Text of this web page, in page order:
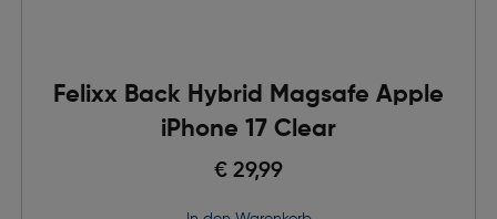
Felixx Back Hybrid Magsafe Apple
iPhone 17 Clear
€ 29,99